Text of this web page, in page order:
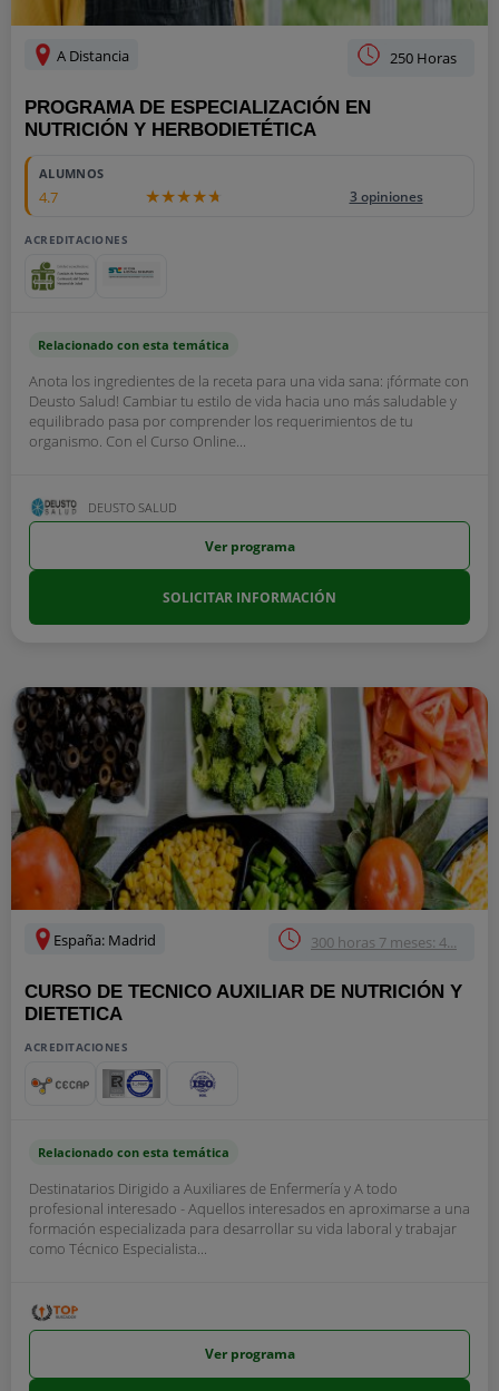
A Distancia 250 Horas
PROGRAMA DE ESPECIALIZACIÓN EN
NUTRICIÓN Y HERBODIETÉTICA
ALUMNOS
4.7 3 opiniones
ACREDITACIONES
Relacionado con esta temática
Anota los ingredientes de la receta para una vida sana: ¡fórmate con
Deusto Salud! Cambiar tu estilo de vida hacia uno más saludable y
equilibrado pasa por comprender los requerimientos de tu
organismo. Con el Curso Online...
DEUSTO SALUD
Ver programa
SOLICITAR INFORMACIÓN
España: Madrid 300 horas 7 meses: 4...
CURSO DE TECNICO AUXILIAR DE NUTRICIÓN Y
DIETETICA
ACREDITACIONES
Relacionado con esta temática
Destinatarios Dirigido a Auxiliares de Enfermería y A todo
profesional interesado - Aquellos interesados en aproximarse a una
formación especializada para desarrollar su vida laboral y trabajar
como Técnico Especialista...
Ver programa